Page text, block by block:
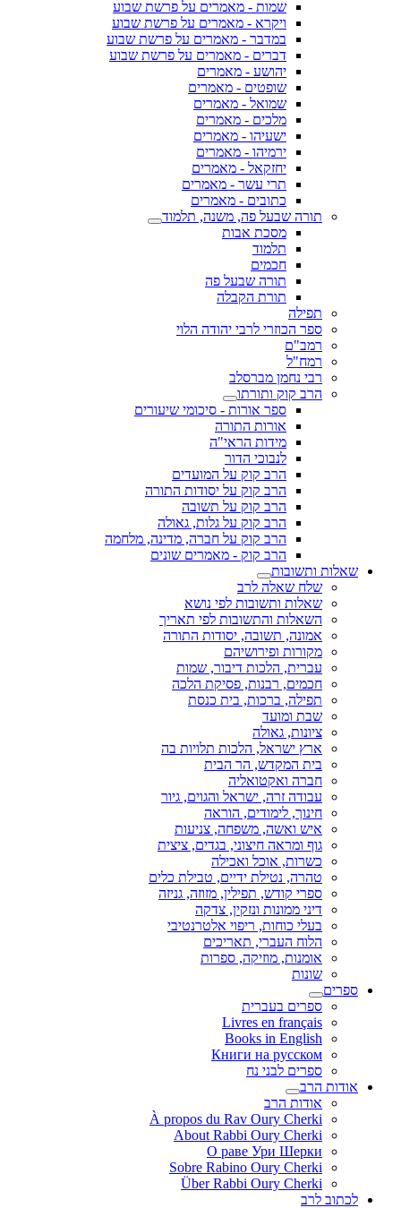
שמות - מאמרים על פרשת שבוע
ויקרא - מאמרים על פרשת שבוע
במדבר - מאמרים על פרשת שבוע
דברים - מאמרים על פרשת שבוע
יהושע - מאמרים
שופטים - מאמרים
שמואל - מאמרים
מלכים - מאמרים
ישעיהו - מאמרים
ירמיהו - מאמרים
יחזקאל - מאמרים
תרי עשר - מאמרים
כתובים - מאמרים
תורה שבעל פה, משנה, תלמוד
מסכת אבות
תלמוד
חכמים
תורה שבעל פה
תורת הקבלה
תפילה
ספר הכוזרי לרבי יהודה הלוי
רמב"ם
רמח"ל
רבי נחמן מברסלב
הרב קוק ותורתו
ספר אורות - סיכומי שיעורים
אורות התורה
מידות הראי"ה
לנבוכי הדור
הרב קוק על המועדים
הרב קוק על יסודות התורה
הרב קוק על תשובה
הרב קוק על גלות, גאולה
הרב קוק על חברה, מדינה, מלחמה
הרב קוק - מאמרים שונים
שאלות ותשובות
שלח שאלה לרב
שאלות ותשובות לפי נושא
השאלות והתשובות לפי תאריך
אמונה, תשובה, יסודות התורה
מקורות ופירושיהם
עברית, הלכות דיבור, שמות
חכמים, רבנות, פסיקת הלכה
תפילה, ברכות, בית כנסת
שבת ומועד
ציונות, גאולה
ארץ ישראל, הלכות תלויות בה
בית המקדש, הר הבית
חברה ואקטואליה
עבודה זרה, ישראל והגוים, גיור
חינוך, לימודים, הוראה
איש ואשה, משפחה, צניעות
גוף ומראה חיצוני, בגדים, ציצית
כשרות, אוכל ואכילה
טהרה, נטילת ידיים, טבילת כלים
ספרי קודש, תפילין, מזוזה, גניזה
דיני ממונות ונזקין, צדקה
בעלי כוחות, ריפוי אלטרנטיבי
הלוח העברי, תאריכים
אומנות, מוזיקה, ספרות
שונות
ספרים
ספרים בעברית
Livres en français
Books in English
Книги на русском
ספרים לבני נח
אודות הרב
אודות הרב
À propos du Rav Oury Cherki
About Rabbi Oury Cherki
О раве Ури Шерки
Sobre Rabino Oury Cherki
Über Rabbi Oury Cherki
לכתוב לרב